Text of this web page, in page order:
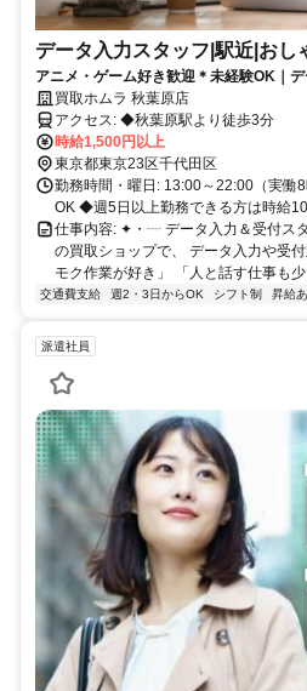
データ入力スタッフ|駅近|おし
アニメ・ゲーム好き歓迎＊未経験OK｜
装自由｜秋葉原駅チカ｜週3〜OK＊
買取ホムラ 秋葉原店
アクセス: ◆秋葉原駅より徒歩3分
時給1,500円以上
東京都東京23区千代田区
勤務時間・曜日: 13:00～22:00（実働
OK ◆週5日以上勤務できる方は時給
仕事内容: ✦・┈ データ入力＆受付ス
の買取ショップで、 データ入力や受
モク作業が好き」 「人と話す仕事も
交通費支給 週2・3日からOK シフト制 昇給
派遣社員